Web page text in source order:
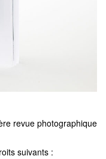
revue photographique
suivants :